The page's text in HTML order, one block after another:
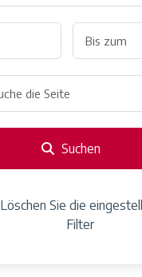
Suchen
Löschen Sie die
Filter